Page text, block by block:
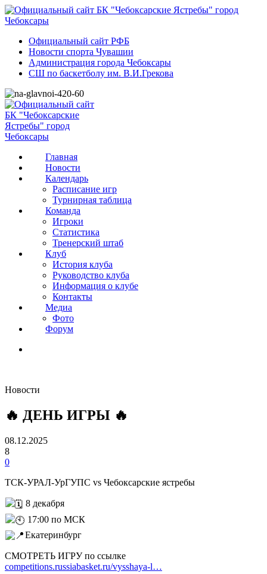
Официальный сайт РФБ
Новости спорта Чувашии
Администрация города Чебоксары
СШ по баскетболу им. В.И.Грекова
Главная
Новости
Календарь
Расписание игр
Турнирная таблица
Команда
Игроки
Статистика
Тренерский штаб
Клуб
История клуба
Руководство клуба
Информация о клубе
Контакты
Медиа
Фото
Форум
Новости
🔥 ДЕНЬ ИГРЫ 🔥
08.12.2025
8
0
ТСК-УРАЛ-УрГУПС vs Чебоксарские ястребы
8 декабря
17:00 по МСК
Екатеринбург
СМОТРЕТЬ ИГРУ по ссылке
competitions.russiabasket.ru/vysshaya-l…